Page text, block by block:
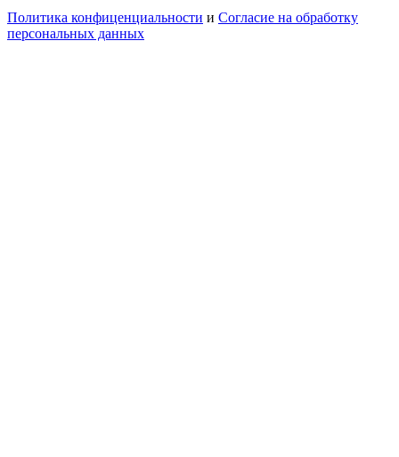
Политика конфиценциальности и Согласие на обработку
персональных данных